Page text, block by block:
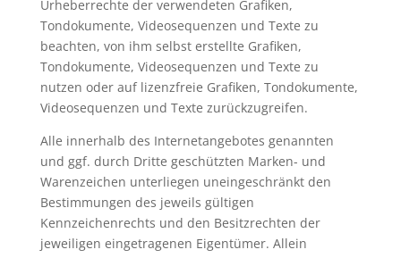
Urheberrechte der verwendeten Grafiken,
Tondokumente, Videosequenzen und Texte zu
beachten, von ihm selbst erstellte Grafiken,
Tondokumente, Videosequenzen und Texte zu
nutzen oder auf lizenzfreie Grafiken, Tondokumente,
Videosequenzen und Texte zurückzugreifen.
Alle innerhalb des Internetangebotes genannten
und ggf. durch Dritte geschützten Marken- und
Warenzeichen unterliegen uneingeschränkt den
Bestimmungen des jeweils gültigen
Kennzeichenrechts und den Besitzrechten der
jeweiligen eingetragenen Eigentümer. Allein